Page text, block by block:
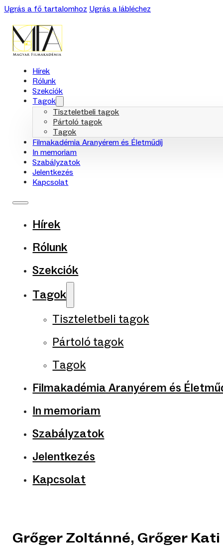
Ugrás a fő tartalomhoz Ugrás a lábléchez
Hírek
Rólunk
Szekciók
Tagok
Tiszteletbeli tagok
Pártoló tagok
Tagok
Filmakadémia Aranyérem és Életműdíj
In memoriam
Szabályzatok
Jelentkezés
Kapcsolat
Hírek
Rólunk
Szekciók
Tagok
Tiszteletbeli tagok
Pártoló tagok
Tagok
Filmakadémia Aranyérem és
In memoriam
Szabályzatok
Jelentkezés
Kapcsolat
Grőger Zoltánné, Grőger Kati